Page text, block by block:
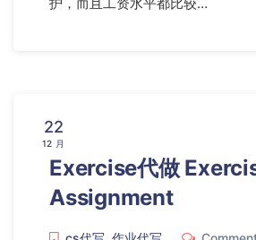
22
12 月
Exercise代做
Assignment